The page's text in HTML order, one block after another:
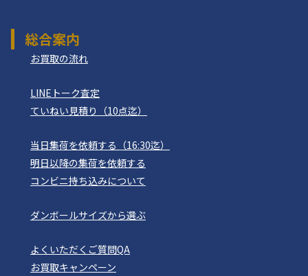
総合案内
お買取の流れ
LINEトーク査定
ていねい見積り（10点迄）
当日集荷を依頼する（16:30迄）
明日以降の集荷を依頼する
コンビニ持ち込みについて
ダンボールサイズから選ぶ
よくいただくご質問QA
お買取キャンペーン